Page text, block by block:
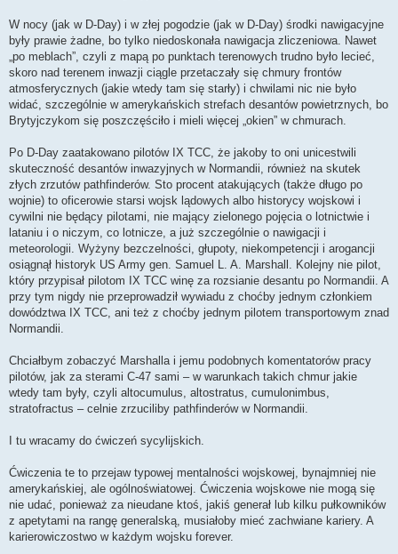
W nocy (jak w D-Day) i w złej pogodzie (jak w D-Day) środki nawigacyjne
były prawie żadne, bo tylko niedoskonała nawigacja zliczeniowa. Nawet
„po meblach”, czyli z mapą po punktach terenowych trudno było lecieć,
skoro nad terenem inwazji ciągle przetaczały się chmury frontów
atmosferycznych (jakie wtedy tam się starły) i chwilami nic nie było
widać, szczególnie w amerykańskich strefach desantów powietrznych, bo
Brytyjczykom się poszczęściło i mieli więcej „okien” w chmurach.
Po D-Day zaatakowano pilotów IX TCC, że jakoby to oni unicestwili
skuteczność desantów inwazyjnych w Normandii, również na skutek
złych zrzutów pathfinderów. Sto procent atakujących (także długo po
wojnie) to oficerowie starsi wojsk lądowych albo historycy wojskowi i
cywilni nie będący pilotami, nie mający zielonego pojęcia o lotnictwie i
lataniu i o niczym, co lotnicze, a już szczególnie o nawigacji i
meteorologii. Wyżyny bezczelności, głupoty, niekompetencji i arogancji
osiągnął historyk US Army gen. Samuel L. A. Marshall. Kolejny nie pilot,
który przypisał pilotom IX TCC winę za rozsianie desantu po Normandii. A
przy tym nigdy nie przeprowadził wywiadu z choćby jednym członkiem
dowództwa IX TCC, ani też z choćby jednym pilotem transportowym znad
Normandii.
Chciałbym zobaczyć Marshalla i jemu podobnych komentatorów pracy
pilotów, jak za sterami C-47 sami – w warunkach takich chmur jakie
wtedy tam były, czyli altocumulus, altostratus, cumulonimbus,
stratofractus – celnie zrzuciliby pathfinderów w Normandii.
I tu wracamy do ćwiczeń sycylijskich.
Ćwiczenia te to przejaw typowej mentalności wojskowej, bynajmniej nie
amerykańskiej, ale ogólnoświatowej. Ćwiczenia wojskowe nie mogą się
nie udać, ponieważ za nieudane ktoś, jakiś generał lub kilku pułkowników
z apetytami na rangę generalską, musiałoby mieć zachwiane kariery. A
karierowiczostwo w każdym wojsku forever.